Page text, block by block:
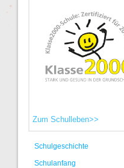
Zum Schulleben>>
Schulgeschichte
Schulanfang